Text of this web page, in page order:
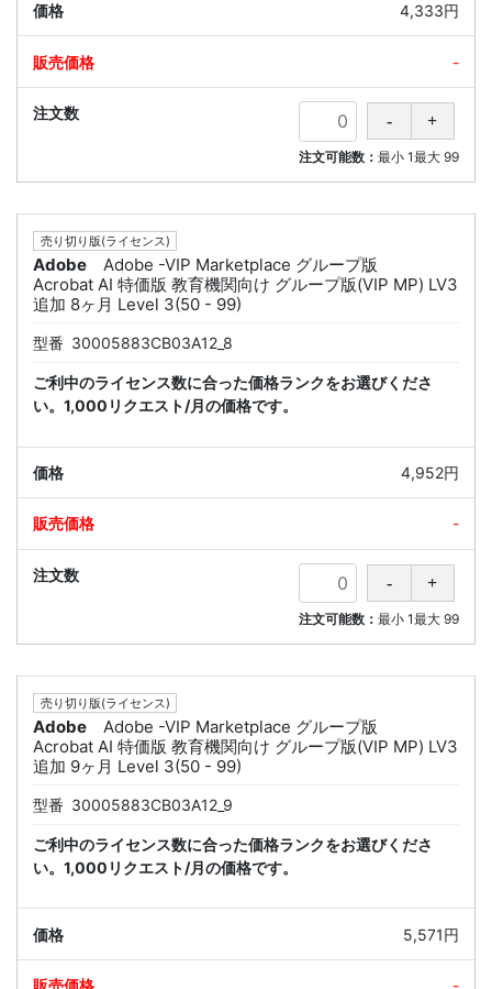
4,333円
-
注文可能数： 最小 1最大 99
売り切り版(ライセンス)
Adobe
Adobe -VIP Marketplace グループ版
Acrobat AI 特価版 教育機関向け グループ版(VIP MP) LV3
追加 8ヶ月 Level 3(50 - 99)
型番 30005883CB03A12_8
ご利中のライセンス数に合った価格ランクをお選びくださ
い。1,000リクエスト/月の価格です。
4,952円
-
注文可能数： 最小 1最大 99
売り切り版(ライセンス)
Adobe
Adobe -VIP Marketplace グループ版
Acrobat AI 特価版 教育機関向け グループ版(VIP MP) LV3
追加 9ヶ月 Level 3(50 - 99)
型番 30005883CB03A12_9
ご利中のライセンス数に合った価格ランクをお選びくださ
い。1,000リクエスト/月の価格です。
5,571円